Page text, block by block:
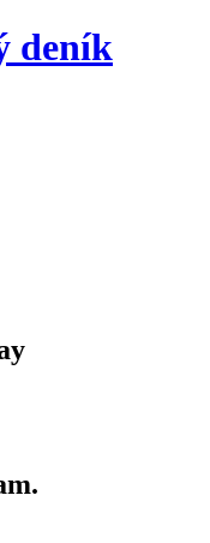
deník